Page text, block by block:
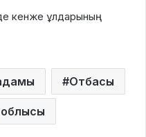
кенже ұлдарының
Отбасы
облысы